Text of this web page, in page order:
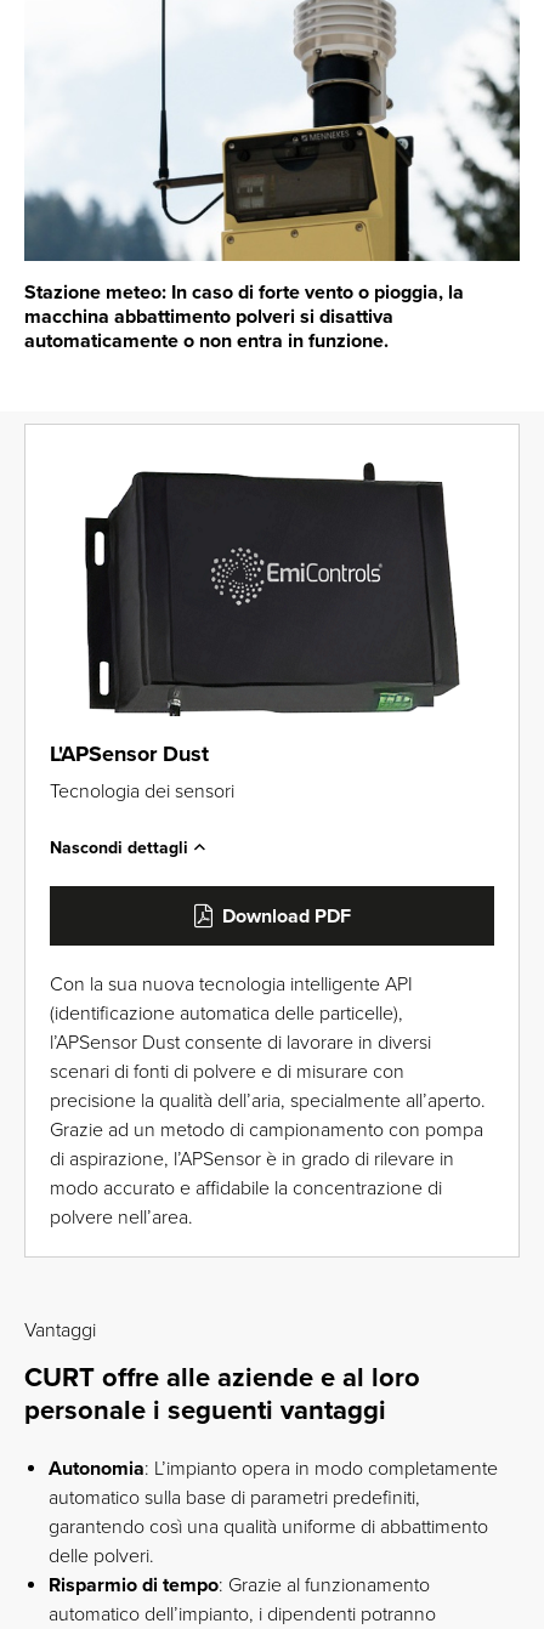
Stazione meteo: In caso di forte vento o pioggia, la
macchina abbattimento polveri si disattiva
automaticamente o non entra in funzione.
L'APSensor Dust
Tecnologia dei sensori
Nascondi dettagli
Download PDF
Con la sua nuova tecnologia intelligente API
(identificazione automatica delle particelle),
l’APSensor Dust consente di lavorare in diversi
scenari di fonti di polvere e di misurare con
precisione la qualità dell’aria, specialmente all’aperto.
Grazie ad un metodo di campionamento con pompa
di aspirazione, l’APSensor è in grado di rilevare in
modo accurato e affidabile la concentrazione di
polvere nell’area.
CURT offre alle aziende e al loro
personale i seguenti vantaggi
Vantaggi
Autonomia: L’impianto opera in modo completamente
automatico sulla base di parametri predefiniti,
garantendo così una qualità uniforme di abbattimento
delle polveri.
Risparmio di tempo: Grazie al funzionamento
automatico dell’impianto, i dipendenti potranno